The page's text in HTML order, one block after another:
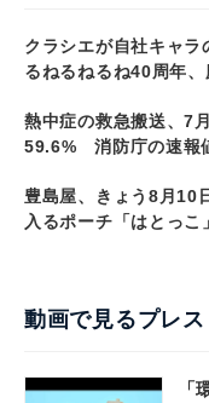
クラシエが自社キャ
るねるねるね40周年
熱中症の救急搬送、7
59.6% 消防庁の速報
豊島屋、きょう8月10
入るポーチ「はとっ
動画で見るプレ
「